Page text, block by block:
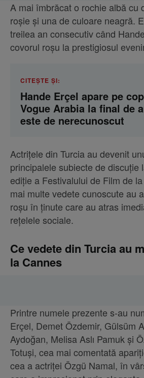
A mai îmbrăcat o rochie albă cu
roșie și una de culoare neagră.
treilea an consecutiv când
covorul roșu la prestigiosul
CITEȘTE ȘI:
Hande Erçel apare pe
Vogue Arabia la final de
este de nerecunoscut
Actrițele din Turcia au devenit
principalele subiecte de discuție
ediție a Festivalului de Film de
mai multe vedete cunoscute au
roșu în ținute care au atras
rețelele sociale.
Ce vedete din Turcia au
la Cannes
Printre numele prezente s-au
Erçel, Demet Özdemir, Gülsüm
Aydoğan, Melisa Aslı Pamuk și
Totuși, cea mai comentată
cea a actriței Özgü Namal, în